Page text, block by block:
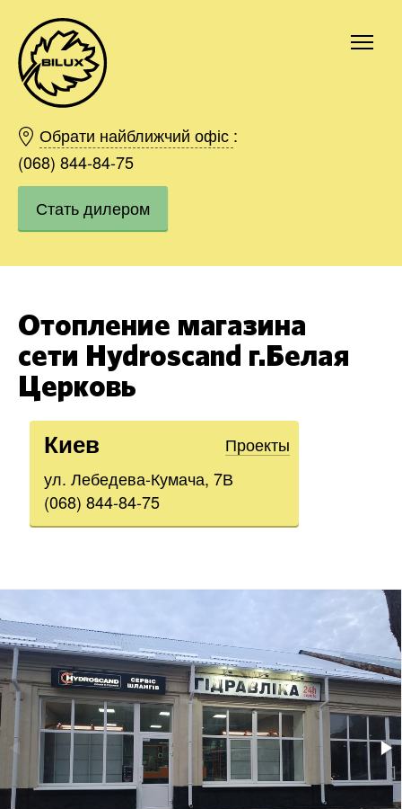
Обрати найближчий офіс :
(068) 844-84-75
Стать дилером
Отопление магазина
сети Hydroscand г.Белая
Церковь
Киев
Проекты
ул. Лебедева-Кумача, 7В
(068) 844-84-75
Киев
Харьков
Одесса
Днепр
Ивано-Франковск
Винница
Область
Заказать